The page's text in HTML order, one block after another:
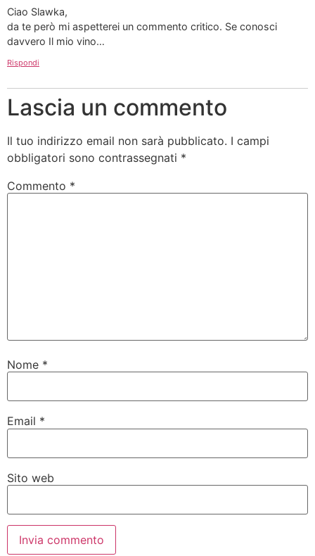
Ciao Slawka,
da te però mi aspetterei un commento critico. Se conosci
davvero Il mio vino…
Rispondi
Lascia un commento
Il tuo indirizzo email non sarà pubblicato. I campi
obbligatori sono contrassegnati *
Commento *
Nome *
Email *
Sito web